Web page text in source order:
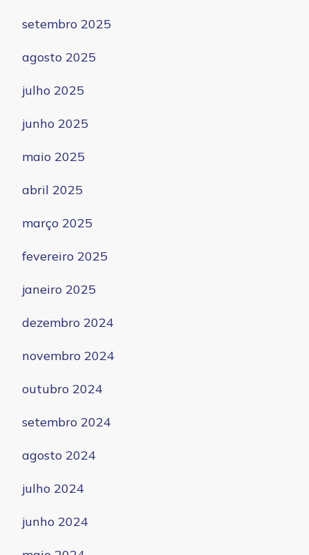
setembro 2025
agosto 2025
julho 2025
junho 2025
maio 2025
abril 2025
março 2025
fevereiro 2025
janeiro 2025
dezembro 2024
novembro 2024
outubro 2024
setembro 2024
agosto 2024
julho 2024
junho 2024